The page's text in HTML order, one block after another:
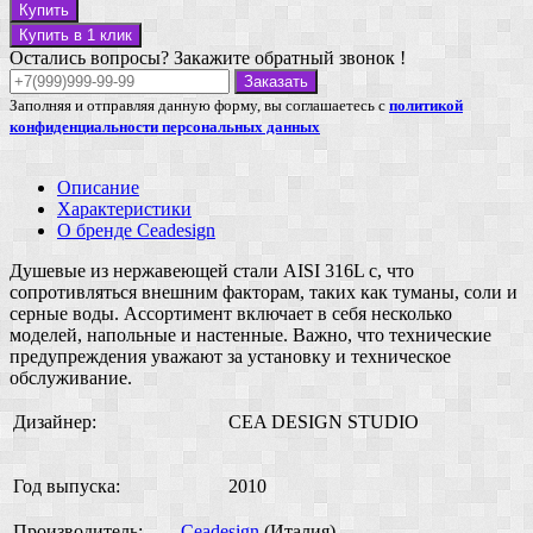
Купить
Купить в 1 клик
Остались вопросы? Закажите обратный звонок !
Заказать
Заполняя и отправляя данную форму, вы соглашаетесь с политикой
конфиденциальности персональных данных
Описание
Характеристики
О бренде Ceadesign
Душевые из нержавеющей стали AISI 316L с, что
сопротивляться внешним факторам, таких как туманы, соли и
серные воды. Ассортимент включает в себя несколько
моделей, напольные и настенные. Важно, что технические
предупреждения уважают за установку и техническое
обслуживание.
Дизайнер: CEA DESIGN STUDIO
Год выпуска: 2010